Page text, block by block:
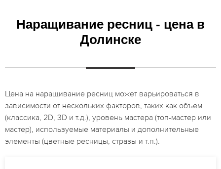
Наращивание ресниц - цена в
Долинске
Цена на наращивание ресниц может варьироваться в
зависимости от нескольких факторов, таких как объем
(классика, 2D, 3D и т.д.), уровень мастера (топ-мастер или
мастер), используемые материалы и дополнительные
элементы (цветные ресницы, стразы и т.п.).